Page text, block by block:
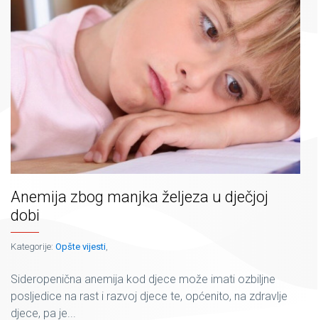
Anemija zbog manjka željeza u dječjoj
dobi
Kategorije: Opšte vijesti,
Sideropenična anemija kod djece može imati ozbiljne
posljedice na rast i razvoj djece te, općenito, na zdravlje
djece, pa je...